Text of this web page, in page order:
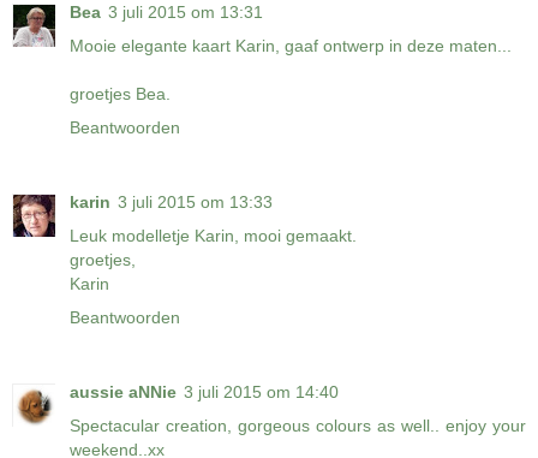
Bea 3 juli 2015 om 13:31
Mooie elegante kaart Karin, gaaf ontwerp in deze maten...
groetjes Bea.
Beantwoorden
karin 3 juli 2015 om 13:33
Leuk modelletje Karin, mooi gemaakt.
groetjes,
Karin
Beantwoorden
aussie aNNie 3 juli 2015 om 14:40
Spectacular creation, gorgeous colours as well.. enjoy your
weekend..xx